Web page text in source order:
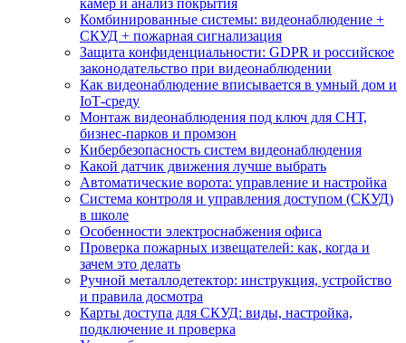
камер и анализ покрытия
Комбинированные системы: видеонаблюдение +
СКУД + пожарная сигнализация
Защита конфиденциальности: GDPR и российское
законодательство при видеонаблюдении
Как видеонаблюдение вписывается в умный дом и
IoT‑среду
Монтаж видеонаблюдения под ключ для СНТ,
бизнес‑парков и промзон
Кибербезопасность систем видеонаблюдения
Какой датчик движения лучше выбрать
Автоматические ворота: управление и настройка
Система контроля и управления доступом (СКУД)
в школе
Особенности электроснабжения офиса
Проверка пожарных извещателей: как, когда и
зачем это делать
Ручной металлодетектор: инструкция, устройство
и правила досмотра
Карты доступа для СКУД: виды, настройка,
подключение и проверка